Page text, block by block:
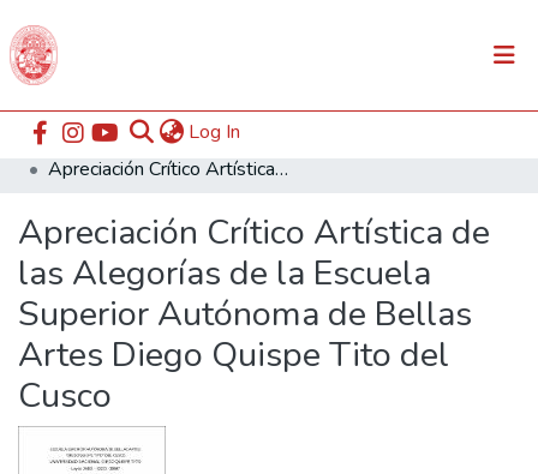
Log In
Communities & Collections
All of DSpace
Statistics
Home ESABAC
Facultad de Arte
Apreciación Crítico Artística de las Alegorías de la Escuela Superior Autónoma de Bellas Artes Diego Quispe Tito del Cusco
Apreciación Crítico Artística de
las Alegorías de la Escuela
Superior Autónoma de Bellas
Artes Diego Quispe Tito del
Cusco